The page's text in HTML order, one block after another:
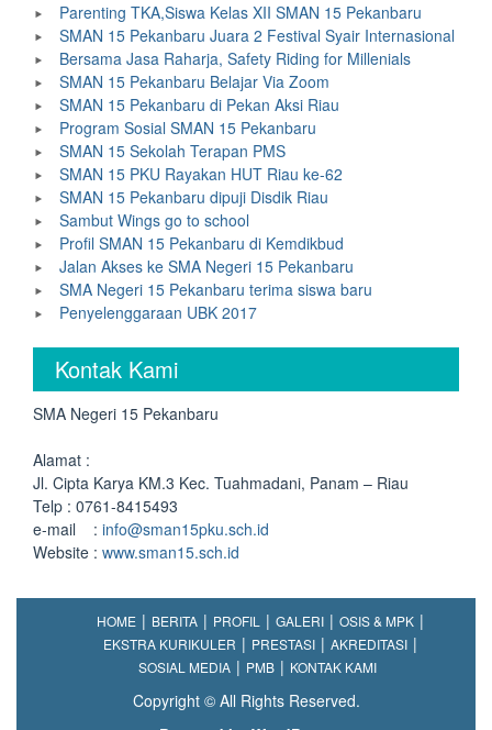
Parenting TKA,Siswa Kelas XII SMAN 15 Pekanbaru
SMAN 15 Pekanbaru Juara 2 Festival Syair Internasional
Bersama Jasa Raharja, Safety Riding for Millenials
SMAN 15 Pekanbaru Belajar Via Zoom
SMAN 15 Pekanbaru di Pekan Aksi Riau
Program Sosial SMAN 15 Pekanbaru
SMAN 15 Sekolah Terapan PMS
SMAN 15 PKU Rayakan HUT Riau ke-62
SMAN 15 Pekanbaru dipuji Disdik Riau
Sambut Wings go to school
Profil SMAN 15 Pekanbaru di Kemdikbud
Jalan Akses ke SMA Negeri 15 Pekanbaru
SMA Negeri 15 Pekanbaru terima siswa baru
Penyelenggaraan UBK 2017
Kontak Kami
SMA Negeri 15 Pekanbaru
Alamat :
Jl. Cipta Karya KM.3 Kec. Tuahmadani, Panam – Riau
Telp : 0761-8415493
e-mail : info@sman15pku.sch.id
Website : www.sman15.sch.id
HOME BERITA PROFIL GALERI
OSIS & MPK
EKSTRA KURIKULER
PRESTASI
AKREDITASI
SOSIAL MEDIA
PMB KONTAK KAMI
Copyright © All Rights Reserved.